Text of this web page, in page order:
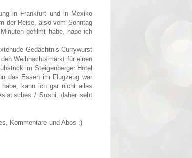
in Frankfurt und in Mexiko
der Reise, also vom Sonntag
gefilmt habe, habe ich
Gedächtnis-Currywurst
Weihnachtsmarkt für einen
im Steigenberger Hotel
das Essen im Flugzeug war
kann ich gar nicht alles
/ Sushi, daher seht
Kommentare und Abos :)